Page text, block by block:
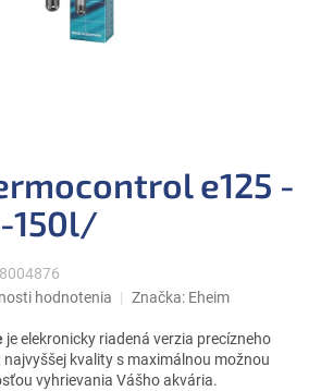
e125 -
150l/
hodnotenia Značka: Eheim
jeelekronicky riadená verzia precízneho
najvyššej kvality s maximálnou možnou
vyhrievania Vášhoakvária.